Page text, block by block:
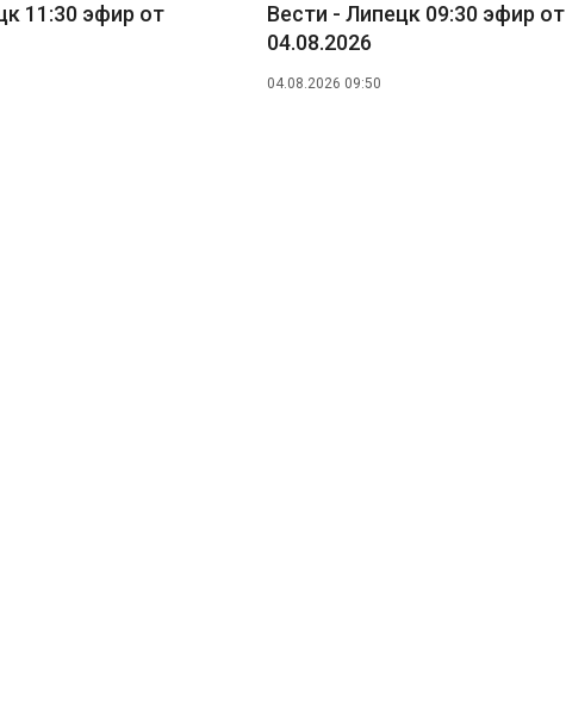
11:30 эфир от
Вести - Липецк 09:30 эфир от
04.08.2026
04.08.2026 09:50